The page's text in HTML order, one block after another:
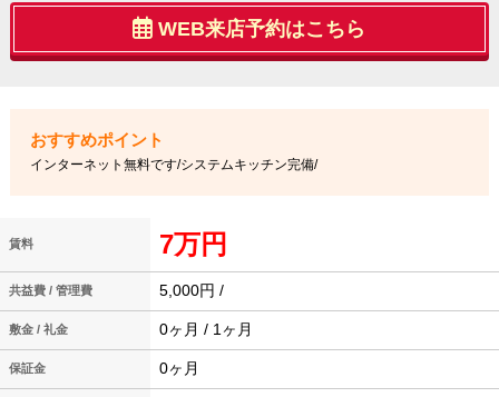
WEB来店予約はこちら
インターネット無料です/システムキッチン完備/
賃料 7万円
共益費 / 管理費 5,000円 /
敷金 / 礼金 0ヶ月 / 1ヶ月
保証金 0ヶ月